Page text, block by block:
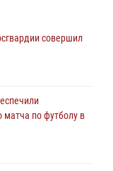
Росгвардии и
совершил
матча по футболу в